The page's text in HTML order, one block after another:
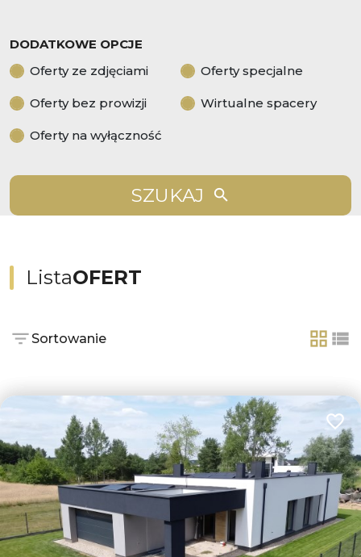
DODATKOWE OPCJE
Oferty ze zdjęciami
Oferty specjalne
Oferty bez prowizji Wirtualne spacery
Oferty na wyłączność
SZUKAJ
ListaOFERT
Sortowanie
tabela